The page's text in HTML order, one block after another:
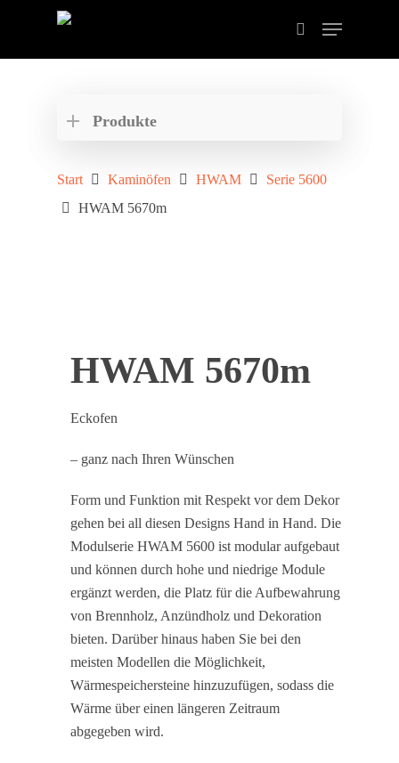
schließen der Suche.
Produkte
Start Kaminöfen HWAM
Serie 5600
HWAM 5670m
HWAM 5670m
Eckofen
– ganz nach Ihren Wünschen
Form und Funktion mit Respekt vor dem Dekor
gehen bei all diesen Designs Hand in Hand. Die
Modulserie HWAM 5600 ist modular aufgebaut
und können durch hohe und niedrige Module
ergänzt werden, die Platz für die Aufbewahrung
von Brennholz, Anzündholz und Dekoration
bieten. Darüber hinaus haben Sie bei den
meisten Modellen die Möglichkeit,
Wärmespeichersteine hinzuzufügen, sodass die
Wärme über einen längeren Zeitraum
abgegeben wird.